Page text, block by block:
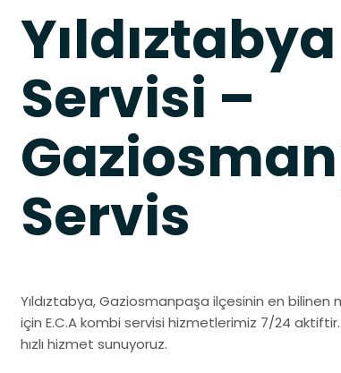
Servisi –
Servis
Yıldıztabya, Gaziosmanpaşa ilçesinin en bilinen
için E.C.A kombi servisi hizmetlerimiz 7/24 aktiftir.
hızlı hizmet sunuyoruz.